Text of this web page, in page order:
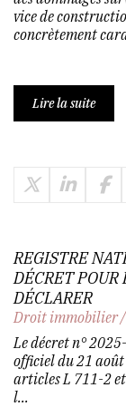
vice de
concrètement
Lire la suite
REGISTRE
DÉCRET POUR
DÉCLARER
Droit immobilier/
Le décret n°
officiel du 21
articles L 711-2
l...